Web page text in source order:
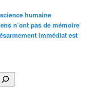
humaine
n’ont pas de mémoire
immédiat est